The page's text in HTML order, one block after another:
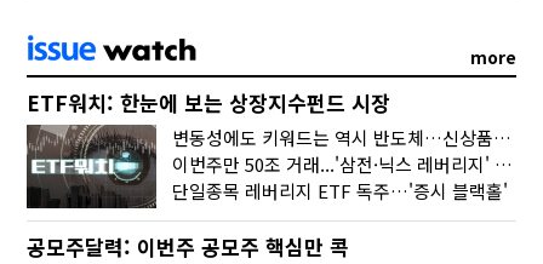
more
ETF워치: 한눈에 보는 상장지수펀드 시장
변동성에도 키워드는 역시 반도체…신상품은 우주·방산
이번주만 50조 거래...'삼전·닉스 레버리지' 수익률은 -30%
단일종목 레버리지 ETF 독주…'증시 블랙홀'
공모주달력: 이번주 공모주 핵심만 콕